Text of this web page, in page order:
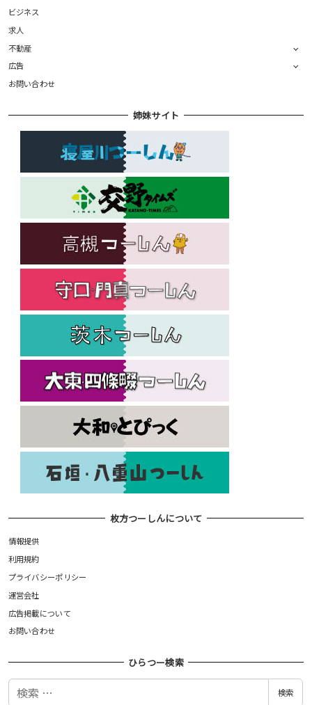
ビジネス
求人
不動産
広告
お問い合わせ
姉妹サイト
枚方つーしんについて
情報提供
利用規約
プライバシーポリシー
運営会社
広告掲載について
お問い合わせ
ひらつー検索
検
検索